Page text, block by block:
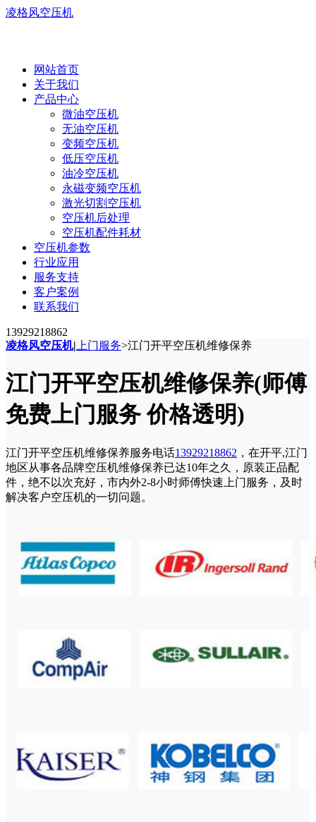
凌格风空压机
网站首页
关于我们
产品中心
微油空压机
无油空压机
变频空压机
低压空压机
油冷空压机
永磁变频空压机
激光切割空压机
空压机后处理
空压机配件耗材
空压机参数
行业应用
服务支持
客户案例
联系我们
13929218862
凌格风空压机| 上门服务>江门开平空压机维修保养
江门开平空压机维修保养(师傅
免费上门服务 价格透明)
江门开平空压机维修保养服务电话13929218862 ，在开平,江门
地区从事各品牌空压机维修保养已达10年之久，原装正品配
件，绝不以次充好，市内外2-8小时师傅快速上门服务，及时
解决客户空压机的一切问题。